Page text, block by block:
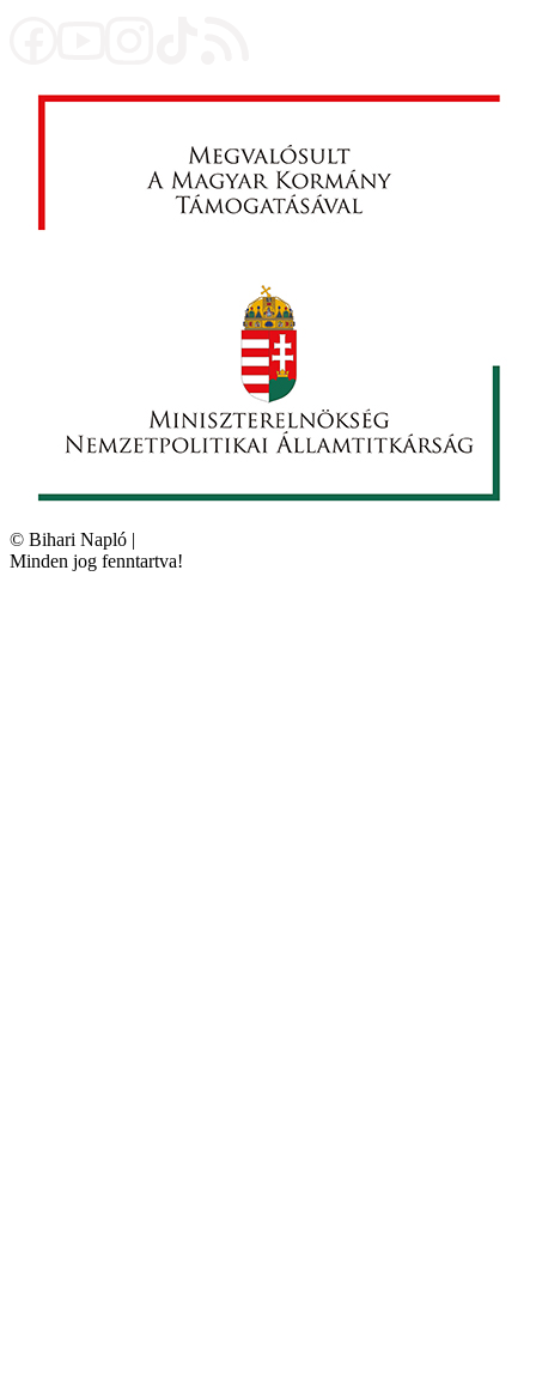
© Bihari Napló |
Minden jog fenntartva!